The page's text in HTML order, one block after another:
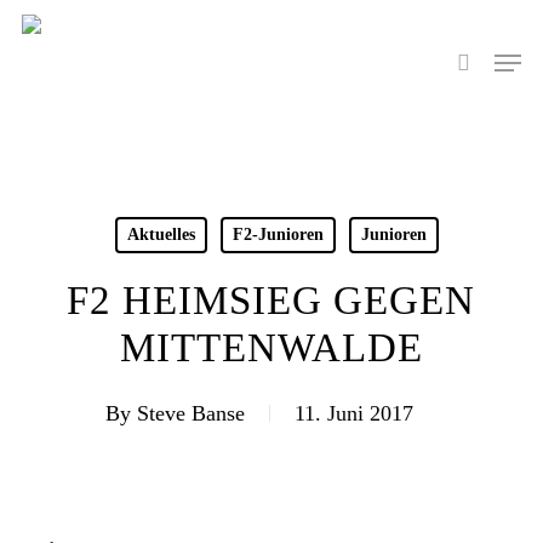
Skip
search
Menu
Aktuelles F2-Junioren Junioren
F2 HEIMSIEG GEGEN
MITTENWALDE
By Steve Banse 11. Juni 2017